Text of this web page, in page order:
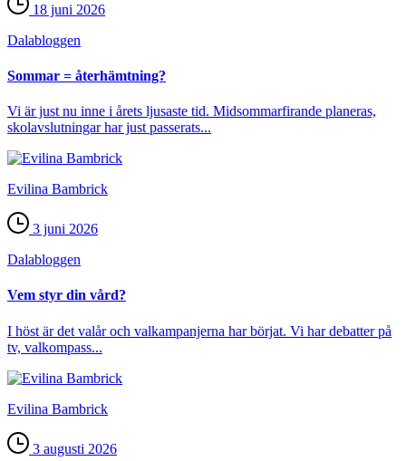
18 juni 2026
Dala­bloggen
Sommar = återhämtning?
Vi är just nu inne i årets ljusaste tid. Midsommarfirande planeras,
skolavslutningar har just passerats...
Evilina Bambrick
3 juni 2026
Dala­bloggen
Vem styr din vård?
I höst är det valår och valkampanjerna har börjat. Vi har debatter på
tv, valkompass...
Evilina Bambrick
3 augusti 2026